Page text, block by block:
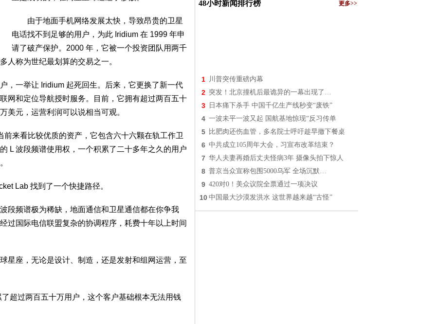
由于地面手机网络发展太快，导致昂贵的卫星
电话找不到足够的用户，为此 Iridium 在 1999 年申
请了破产保护。2000 年，它被一个投资团队用两千
人称为世纪最划算的交易之一。
一举让 Iridium 起死回生。后来，它更换了新一代
网和定位导航授时服务。目前，它拥有超过两百五十
美元，运营利润可以说相当可观。
看比较优质的资产，它包含六十六颗在轨工作卫
L 波段频谱使用权，一个积累了二十多年之久的用户
Lab 找到了一个快捷路径。
频谱极为稀缺，地面通信和卫星通信都在你争我
过国际电信联盟复杂的协调程序，耗费十年以上时间
座，无论是设计、制造，还是发射和组网运营，至
过两百五十万用户，这个客户基础根本无法用钱
48小时新闻排行榜 更多>>
1 川普突传重磅内幕
2 突发！北京撞机后最诡异的一幕出现了…
3 日本痛下杀手 中国千亿生产线秒变“废铁”
4 一波未平一波又起 国航基地惊现“反习传单
5 比肥肉还伤血管，多名院士呼吁趁早撤下餐桌
6 中共成立105周年大会，习宣布改革结束？
7 华人夫妻再婚后丈夫怪病3年 摄像头拍下惊人
8 普京当众宣称包围5000乌军 全场沉默…
9 420对0！美众议院全票通过一项决议
10 中国最大沙漠发洪水 这世界越来越“古怪”